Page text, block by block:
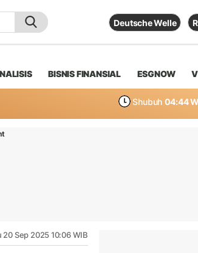
Deutsche Welle
BISNIS FINANSIAL ESGNOW
Shubuh 04:44
20 Sep 2025 10:06 WIB